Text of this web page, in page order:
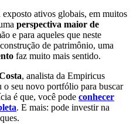
ativos globais, em muitos
perspectiva maior de
e para aqueles que neste
de patrimônio, uma
faz muito mais sentido.
, analista da Empiricus
o seu novo portfólio para buscar
é que, você pode conhecer
. E mais: pode investir na